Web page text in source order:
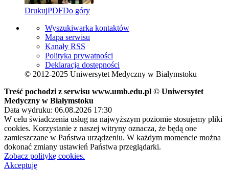
DrukujPDFDo góry
Wyszukiwarka kontaktów
Mapa serwisu
Kanały RSS
Polityka prywatności
Deklaracja dostępności
© 2012-2025 Uniwersytet Medyczny w Białymstoku
Treść pochodzi z serwisu www.umb.edu.pl © Uniwersytet
Medyczny w Białymstoku
Data wydruku: 06.08.2026 17:30
W celu świadczenia usług na najwyższym poziomie stosujemy pliki
cookies. Korzystanie z naszej witryny oznacza, że będą one
zamieszczane w Państwa urządzeniu. W każdym momencie można
dokonać zmiany ustawień Państwa przeglądarki.
Zobacz politykę cookies.
Akceptuję